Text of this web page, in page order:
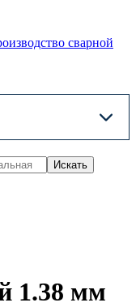
сварной
Искать
1.38 мм